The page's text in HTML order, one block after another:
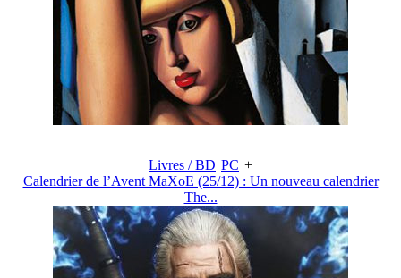
Livres / BD PC +
Calendrier de l’Avent MaXoE (25/12) : Un nouveau calendrier
The...